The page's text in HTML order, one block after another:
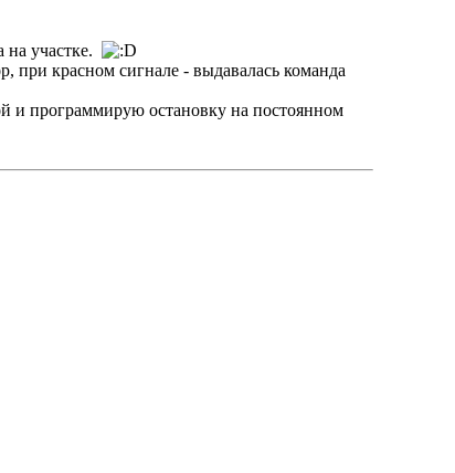
участке.
при красном сигнале - выдавалась команда
и программирую остановку на постоянном